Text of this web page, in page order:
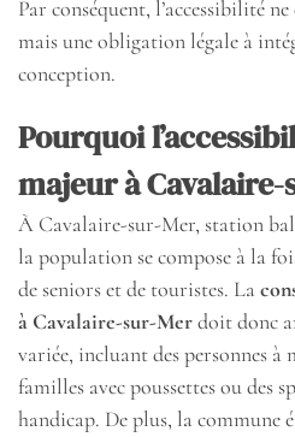
Par conséquent, l’accessibilité
mais une obligation légale à
conception.
Pourquoi
majeur à Cavalaire-
À Cavalaire-sur-Mer, station
la population se compose à la
de seniors et de touristes. La
à Cavalaire-sur-Merdoit donc
variée, incluant des personnes
familles avec poussettes ou des
handicap. De plus, la commune